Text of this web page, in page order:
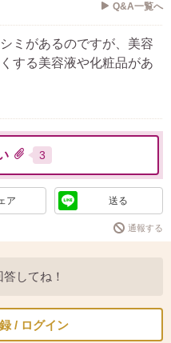
Q&A一覧へ
ミがあるのですが、美容
する美容液や化粧品があ
3
ア 送る
通報する
してね！
/ ログイン